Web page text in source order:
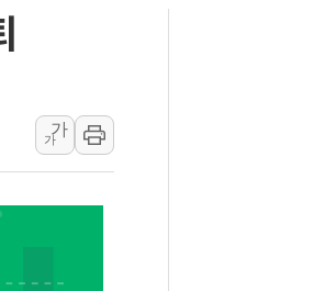
민석 당대표 후보
, 제주·인천 경선 결과 발표...김민석 47.75% 정
, 제주 경선 결과 발표...김민석 52.64% 정청래
내 주요 금융일정(8.10~8.14)
출구전략 만지작…공습 한계·탄약 부족 현실화
삼척 시간당 최대 50㎜ 폭우…강원 동해안 강한
거하다 참변…60대 환경미화원 수거차에 치여 사망
주택가서 흉기 난동…60대 남성 2명 숨져
가
가